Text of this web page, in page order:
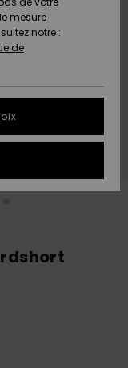
mesure
notre :
de